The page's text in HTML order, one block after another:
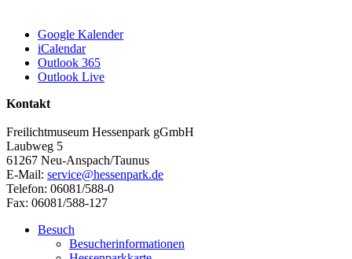
Google Kalender
iCalendar
Outlook 365
Outlook Live
Kontakt
Freilichtmuseum Hessenpark gGmbH
Laubweg 5
61267 Neu-Anspach/Taunus
E-Mail: service@hessenpark.de
Telefon: 06081/588-0
Fax: 06081/588-127
Besuch
Besucherinformationen